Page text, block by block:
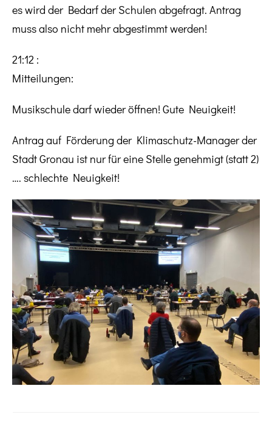
es wird der Bedarf der Schulen abgefragt. Antrag
muss also nicht mehr abgestimmt werden!
21:12 :
Mitteilungen:
Musikschule darf wieder öffnen! Gute Neuigkeit!
Antrag auf Förderung der Klimaschutz-Manager der
Stadt Gronau ist nur für eine Stelle genehmigt (statt 2)
…. schlechte Neuigkeit!